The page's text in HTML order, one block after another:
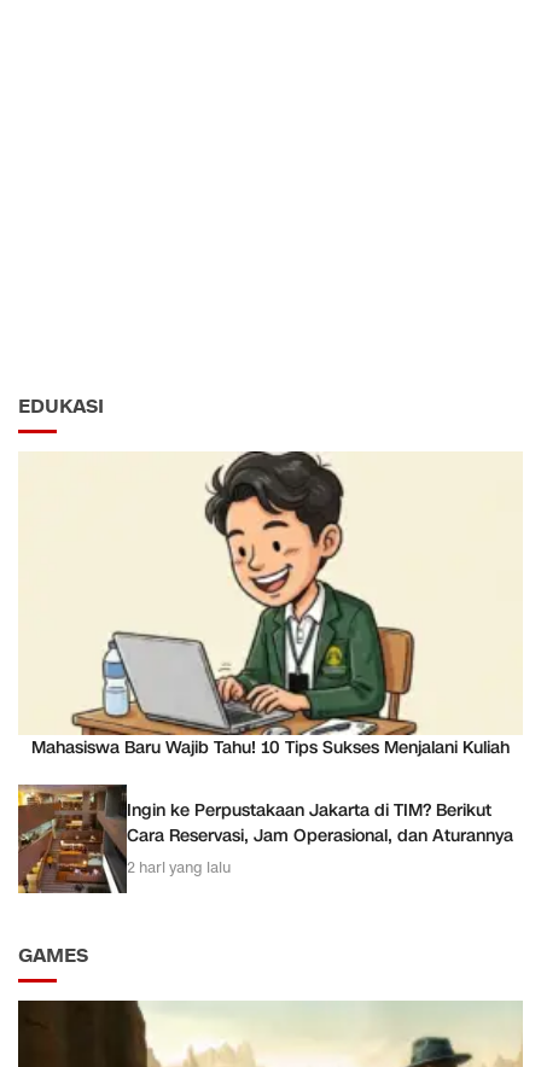
EDUKASI
Mahasiswa Baru Wajib Tahu! 10 Tips Sukses Menjalani Kuliah
Ingin ke Perpustakaan Jakarta di TIM? Berikut
Cara Reservasi, Jam Operasional, dan Aturannya
2 hari yang lalu
GAMES